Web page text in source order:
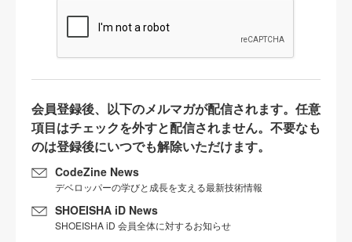
会員登録後、以下のメルマガが配信されます。任意
項目はチェックを外すと配信されません。不要なも
のは登録後にいつでも解除いただけます。
CodeZine News
デベロッパーの学びと成長を支える最新技術情報
SHOEISHA iD News
SHOEISHA iD 会員全体に対するお知らせ